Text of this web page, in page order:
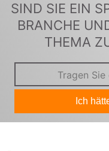
SIND SIE EIN
BRANCHE
THEMA
Ich